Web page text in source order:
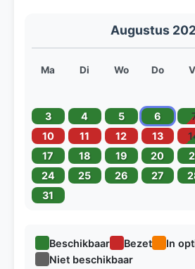
Augustus
Ma Di Wo Do
3
4 5 6
10
11 12 13
17
18 19 20
24
25 26 27
31
Beschikbaar Bezet
In
Niet beschikbaar